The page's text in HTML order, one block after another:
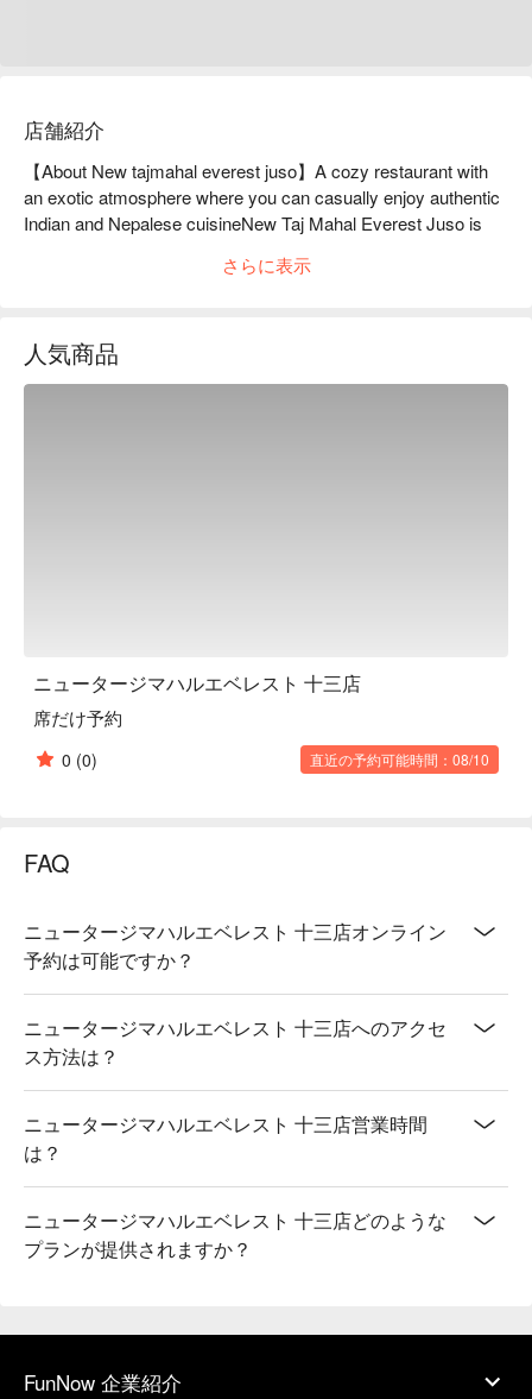
店舗紹介
【About New tajmahal everest juso】A cozy restaurant with
an exotic atmosphere where you can casually enjoy authentic
Indian and Nepalese cuisineNew Taj Mahal Everest Juso is
serves exquisite Indian and Nepalese cuisine prepared by a
Nepalese-style spices, such as curry and tandoori chicken.
Another attraction is that the tandoori and naan are baked in a
さらに表示
人気商品
ニュータージマハルエベレスト 十三店
席だけ予約
0 (0) 直近の予約可能時間：08/10
FAQ
ニュータージマハルエベレスト 十三店オンライン
予約は可能ですか？
ニュータージマハルエベレスト 十三店へのアクセ
ス方法は？
ニュータージマハルエベレスト 十三店営業時間
は？
ニュータージマハルエベレスト 十三店どのような
プランが提供されますか？
FunNow 企業紹介